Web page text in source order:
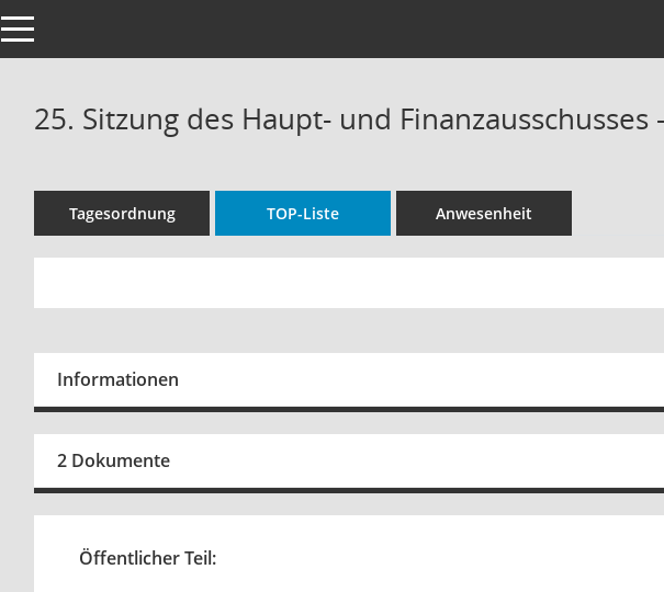
Toggle navigation
25. Sitzung des Haupt- und
Tagesordnung TOP-Liste Anwesenheit
Informationen
2 Dokumente
Öffentlicher Teil: